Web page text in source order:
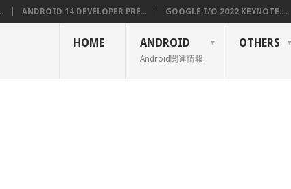
ANDROID 14 DEVELOPER PRE... GOOGLE I/O 2022 KEYNOTE:...
HOME ANDROID
Android関連情報
OTHERS